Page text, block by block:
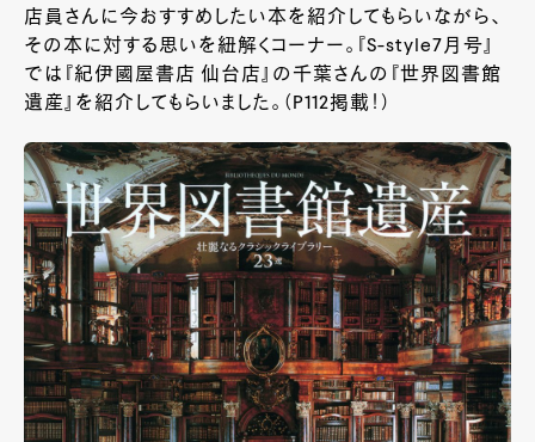
店員さんに今おすすめしたい本を紹介してもらいながら、
その本に対する思いを紐解くコーナー。『S-style7月号』
では『紀伊國屋書店 仙台店』の千葉さんの『世界図書館
遺産』を紹介してもらいました。（P112掲載！）